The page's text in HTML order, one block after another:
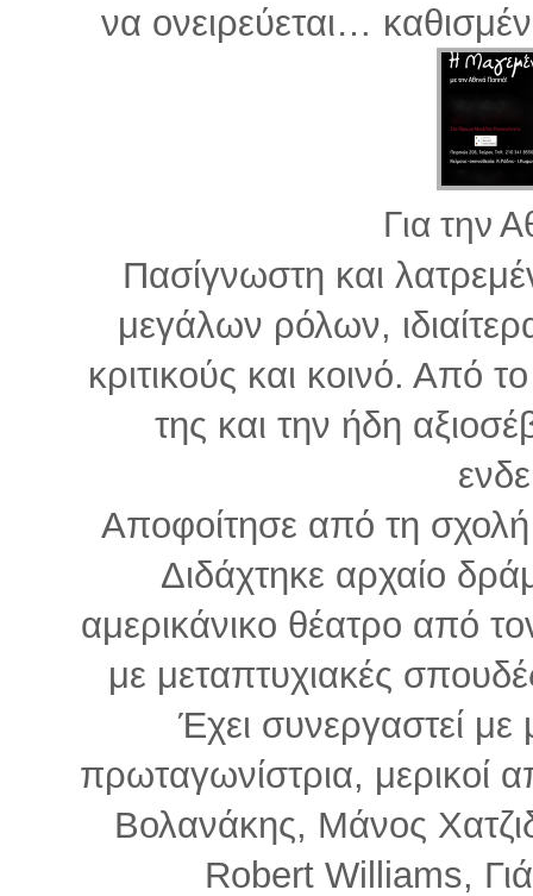
να ονειρεύεται…
Για την
Πασίγνωστη και
μεγάλων ρόλων,
κριτικούς και κοινό. Από
της και την ήδη
Αποφοίτησε από τη
Διδάχτηκε αρχαίο
αμερικάνικο θέατρο από
με μεταπτυχιακές
Έχει συνεργαστεί
πρωταγωνίστρια, μερικοί
Βολανάκης, Μάνος
Robert Williams,